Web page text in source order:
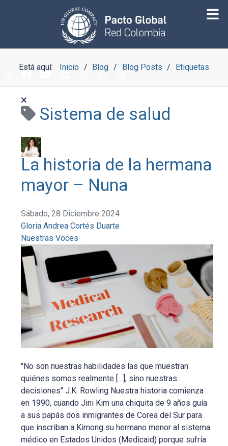
Está aquí: Inicio Blog Blog Posts Etiquetas
Sistema de salud
La historia de la hermana
mayor – Nuna
Sábado, 28 Diciembre 2024
Gloria Andrea Cortés Duarte
Nuestras Voces
"No son nuestras habilidades las que muestran
quiénes somos realmente […], sino nuestras
decisiones" J.K. Rowling Nuestra historia comienza
en 1990, cuando Jini Kim una chiquita de 9 años guía
a sus papás dos inmigrantes de Corea del Sur para
que inscriban a Kimong su hermano menor al sistema
médico en Estados Unidos (Medicaid) porque sufría